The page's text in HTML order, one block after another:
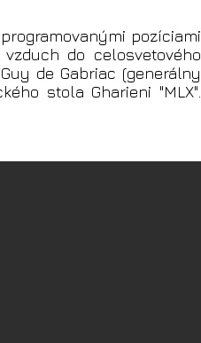
pozíciami
do celosvetového
de Gabriac (generálny
stola Gharieni "MLX".